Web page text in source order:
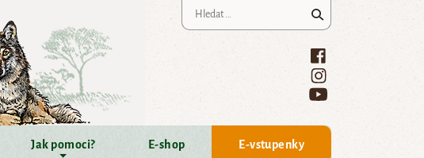
Jak pomoci? E-shop E-vstupenky